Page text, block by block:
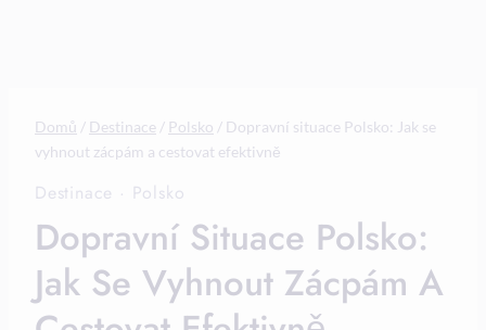
Domů / Destinace / Polsko / Dopravní situace Polsko: Jak se
vyhnout zácpám a cestovat efektivně
Destinace · Polsko
Dopravní Situace Polsko:
Jak Se Vyhnout Zácpám A